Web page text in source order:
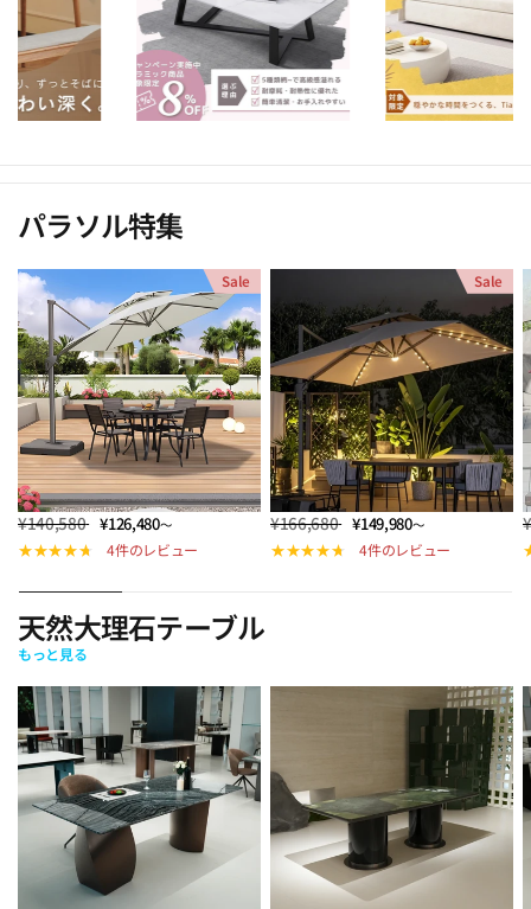
パラソル特集
Sale
¥140,580 ¥126,480～
4件のレビュー
Sale
¥166,680 ¥149,980～
4件のレビュー
天然大理石テーブル
もっと見る